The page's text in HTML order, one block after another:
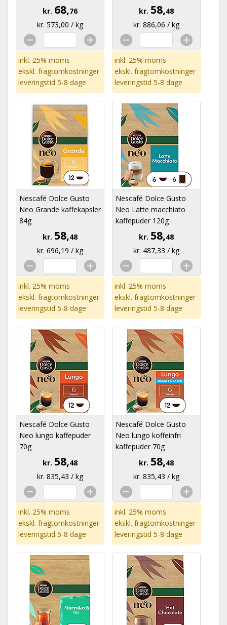
kr. 68,76
kr. 573,00 / kg
inkl. 25% moms
ekskl. fragtomkostninger
leveringstid 5-8 dage
kr. 58,48
kr. 886,06 / kg
inkl. 25% moms
ekskl. fragtomkostninger
leveringstid 5-8 dage
Nescafé Dolce Gusto
Neo Grande kaffekapsler
84g
kr. 58,48
kr. 696,19 / kg
inkl. 25% moms
ekskl. fragtomkostninger
leveringstid 5-8 dage
Nescafé Dolce Gusto
Neo Latte macchiato
kaffepuder 120g
kr. 58,48
kr. 487,33 / kg
inkl. 25% moms
ekskl. fragtomkostninger
leveringstid 5-8 dage
Nescafé Dolce Gusto
Neo lungo kaffepuder
70g
kr. 58,48
kr. 835,43 / kg
inkl. 25% moms
ekskl. fragtomkostninger
leveringstid 5-8 dage
Nescafé Dolce Gusto
Neo lungo koffeinfri
kaffepuder 70g
kr. 58,48
kr. 835,43 / kg
inkl. 25% moms
ekskl. fragtomkostninger
leveringstid 5-8 dage